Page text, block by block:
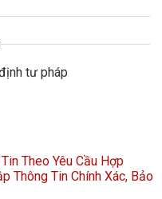
tư pháp
Theo Yêu Cầu Hợp
Thông Tin Chính Xác, Bảo